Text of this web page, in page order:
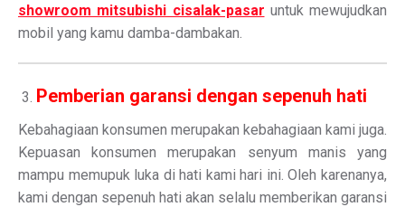
showroom mitsubishi cisalak-pasar untuk mewujudkan
mobil yang kamu damba-dambakan.
Pemberian garansi dengan sepenuh hati
Kebahagiaan konsumen merupakan kebahagiaan kami juga.
Kepuasan konsumen merupakan senyum manis yang
mampu memupuk luka di hati kami hari ini. Oleh karenanya,
kami dengan sepenuh hati akan selalu memberikan garansi